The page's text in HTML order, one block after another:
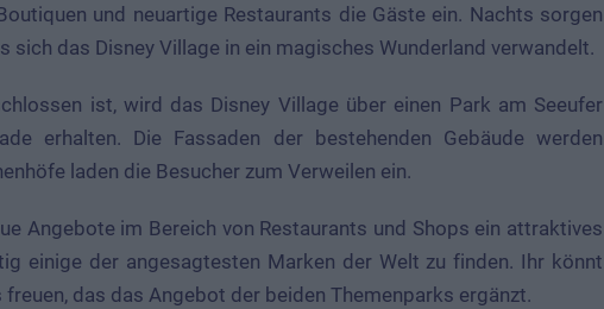
und neuartige Restaurants die Gäste ein. Nachts sorgen
sich das Disney Village in ein magisches Wunderland verwandelt.
ist, wird das Disney Village über einen Park am Seeufer
erhalten. Die Fassaden der bestehenden Gebäude werden
laden die Besucher zum Verweilen ein.
Angebote im Bereich von Restaurants und Shops ein attraktives
einige der angesagtesten Marken der Welt zu finden. Ihr könnt
das das Angebot der beiden Themenparks ergänzt.